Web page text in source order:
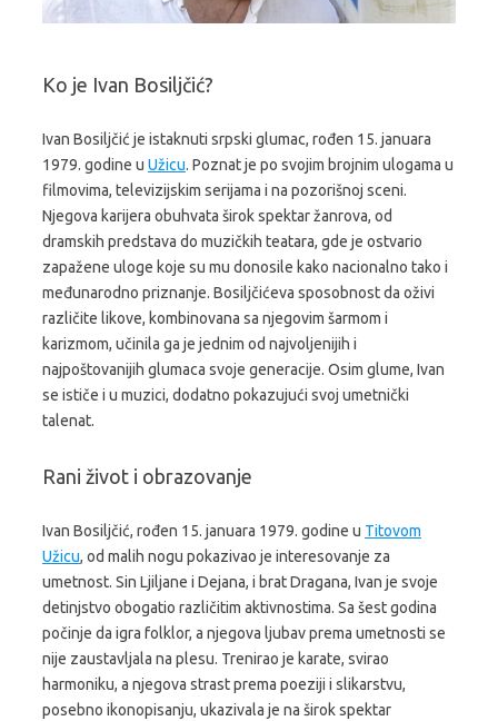
Ko je Ivan Bosiljčić?
Ivan Bosiljčić je istaknuti srpski glumac, rođen 15. januara
1979. godine u Užicu. Poznat je po svojim brojnim ulogama u
filmovima, televizijskim serijama i na pozorišnoj sceni.
Njegova karijera obuhvata širok spektar žanrova, od
dramskih predstava do muzičkih teatara, gde je ostvario
zapažene uloge koje su mu donosile kako nacionalno tako i
međunarodno priznanje. Bosiljčićeva sposobnost da oživi
različite likove, kombinovana sa njegovim šarmom i
karizmom, učinila ga je jednim od najvoljenijih i
najpoštovanijih glumaca svoje generacije. Osim glume, Ivan
se ističe i u muzici, dodatno pokazujući svoj umetnički
talenat.
Rani život i obrazovanje
Ivan Bosiljčić, rođen 15. januara 1979. godine u Titovom
Užicu, od malih nogu pokazivao je interesovanje za
umetnost. Sin Ljiljane i Dejana, i brat Dragana, Ivan je svoje
detinjstvo obogatio različitim aktivnostima. Sa šest godina
počinje da igra folklor, a njegova ljubav prema umetnosti se
nije zaustavljala na plesu. Trenirao je karate, svirao
harmoniku, a njegova strast prema poeziji i slikarstvu,
posebno ikonopisanju, ukazivala je na širok spektar